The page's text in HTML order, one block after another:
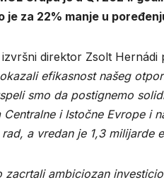
je za 22% manje u
izvršni direktor Zsolt
efikasnost našeg
smo da postignemo
Centralne i Istočne Evrope i
a vredan je 1,3 milijarde
zacrtali ambiciozan